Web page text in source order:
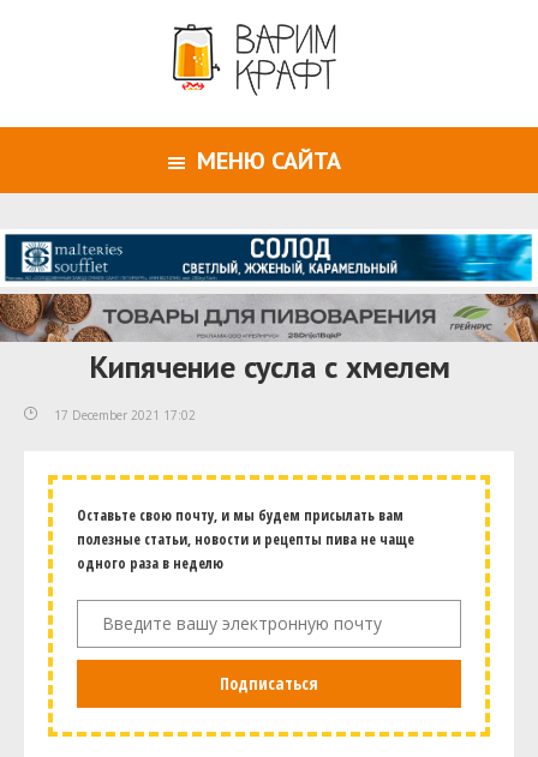
МЕНЮ САЙТА
Кипячение сусла с хмелем
17 December 2021 17:02
Оставьте свою почту, и мы будем присылать вам
полезные статьи, новости и рецепты пива не чаще
одного раза в неделю
Подписаться